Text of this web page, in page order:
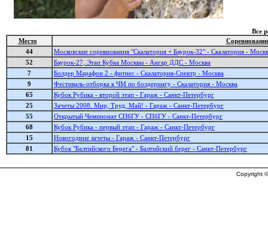
Все
Место
44
Московские соревнования "Скалатория + Баурок-32" - Скалатория -
52
Баурок-27, Этап Кубка Москвы - Ангар ДДС - Москва
7
Болдер Марафон 2 - фитнес - Скалатория-Спектр - Москва
9
Фестиваль-отборка к ЧМ по болдерингу - Скалатория - Москва
65
Кубок Рубика - второй этап - Гараж - Санкт-Петербург
25
Зачеты 2008. Мир, Труд, Май! - Гараж - Санкт-Петербург
55
Открытый Чемпионат СПбГУ - СПбГУ - Санкт-Петербург
68
Кубок Рубика - первый этап - Гараж - Санкт-Петербург
15
Новогодние зачеты - Гараж - Санкт-Петербург
81
Кубок "Балтийского Берега" - Балтийский берег - Санкт-Петербург
Copyright